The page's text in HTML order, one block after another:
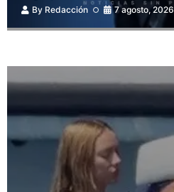
By Redacción 7 agosto, 2026